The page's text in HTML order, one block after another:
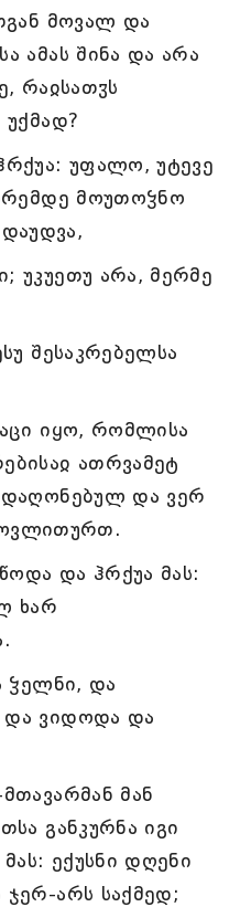
მოვალ და
ამას შინა და არა
რაჲსათჳს
უქმად?
უფალო, უტევე
მოუთოჴნო
უკუეთუ არა, მერმე
შესაკრებელსა
იყო, რომლისა
ათრვამეტ
და ვერ
და ჰრქუა მას:
ხარ
ჴელნი, და
და ვიდოდა და
მან
განკურნა იგი
ექუსნი დღენი
არს საქმედ;